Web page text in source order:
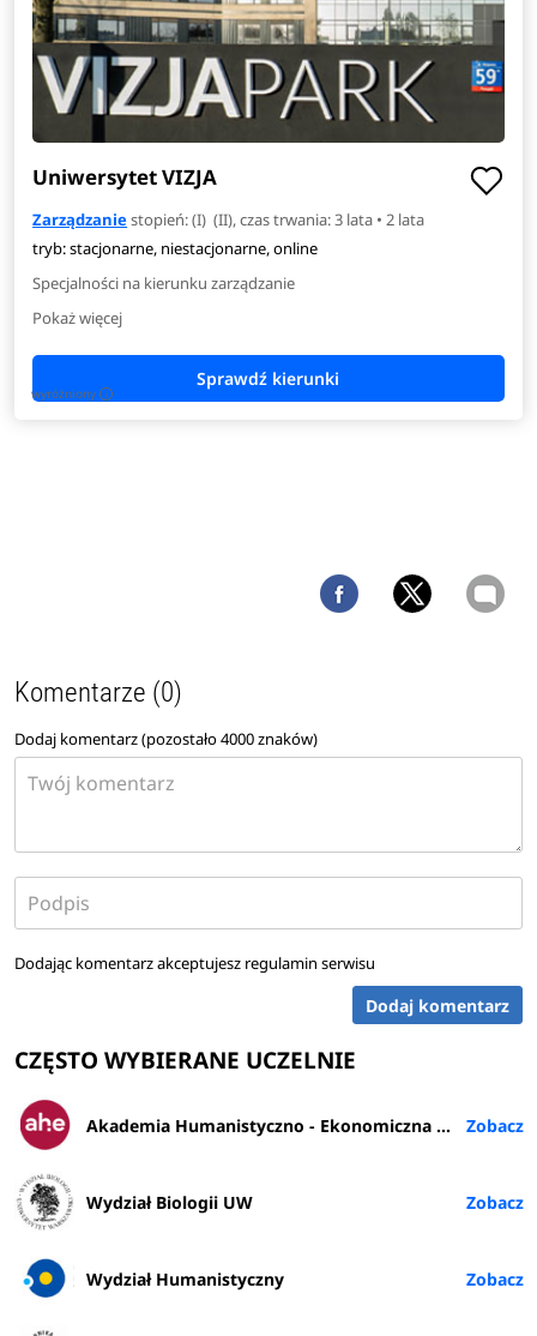
Uniwersytet VIZJA
Zarządzaniestopień: (I) (II), czas trwania: 3 lata • 2 lata
tryb: stacjonarne, niestacjonarne, online
Specjalności na kierunku zarządzanie
Pokaż więcej
wyróżniony i
Komentarze (0)
Dodaj komentarz (pozostało4000znaków)
Dodając komentarz akceptujesz regulamin serwisu
Dodaj komentarz
CZĘSTO WYBIERANE UCZELNIE
Akademia Humanistyczno - Ekonomiczna w Łodzi
Wydział Biologii UW
Wydział Humanistyczny